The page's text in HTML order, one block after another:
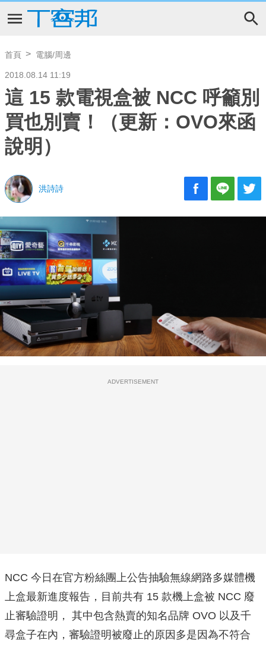
首頁 電腦/周邊
2018.08.14 11:19
這 15 款電視盒被 NCC 呼籲別
買也別賣！（更新：OVO來函
說明）
洪詩詩
ADVERTISEMENT
NCC 今日在官方粉絲團上公告抽驗無線網路多媒體機
上盒最新進度報告，目前共有 15 款機上盒被 NCC 廢
止審驗證明， 其中包含熱賣的知名品牌 OVO 以及千
尋盒子在內，審驗證明被廢止的原因多是因為不符合